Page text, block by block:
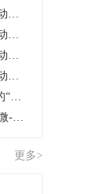
谢谢！
谢谢！
谢谢！
谢谢！
不良影响。
者们准备好了么。
更多>